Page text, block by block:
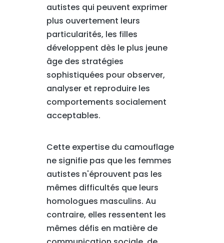
autistes qui peuvent exprimer
plus ouvertement leurs
particularités, les filles
développent dès le plus jeune
âge des stratégies
sophistiquées pour observer,
analyser et reproduire les
comportements socialement
acceptables.
Cette expertise du camouflage
ne signifie pas que les femmes
autistes n'éprouvent pas les
mêmes difficultés que leurs
homologues masculins. Au
contraire, elles ressentent les
mêmes défis en matière de